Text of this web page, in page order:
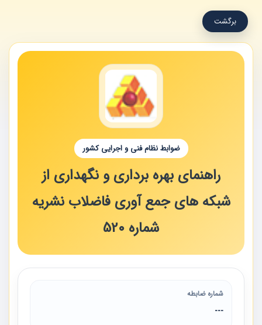
برگشت
ضوابط نظام فنی و اجرایی کشور
راهنمای بهره برداری و نگهداری از
شبکه های جمع آوری فاضلاب نشریه
شماره 520
شماره ضابطه
---